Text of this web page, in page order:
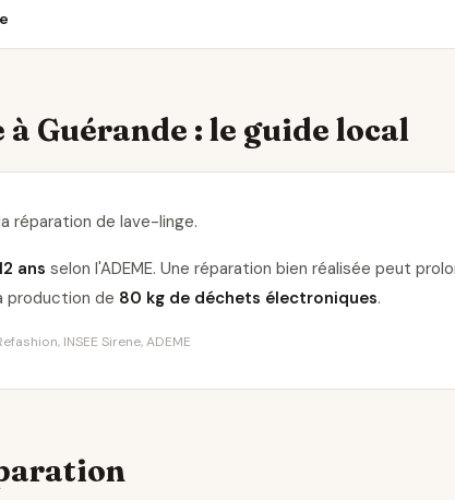
Guérande : le guide local
réparation de lave-linge.
ans selon l'ADEME. Une réparation bien réalisée peut
production de 80 kg de déchets électroniques.
INSEE Sirene, ADEME